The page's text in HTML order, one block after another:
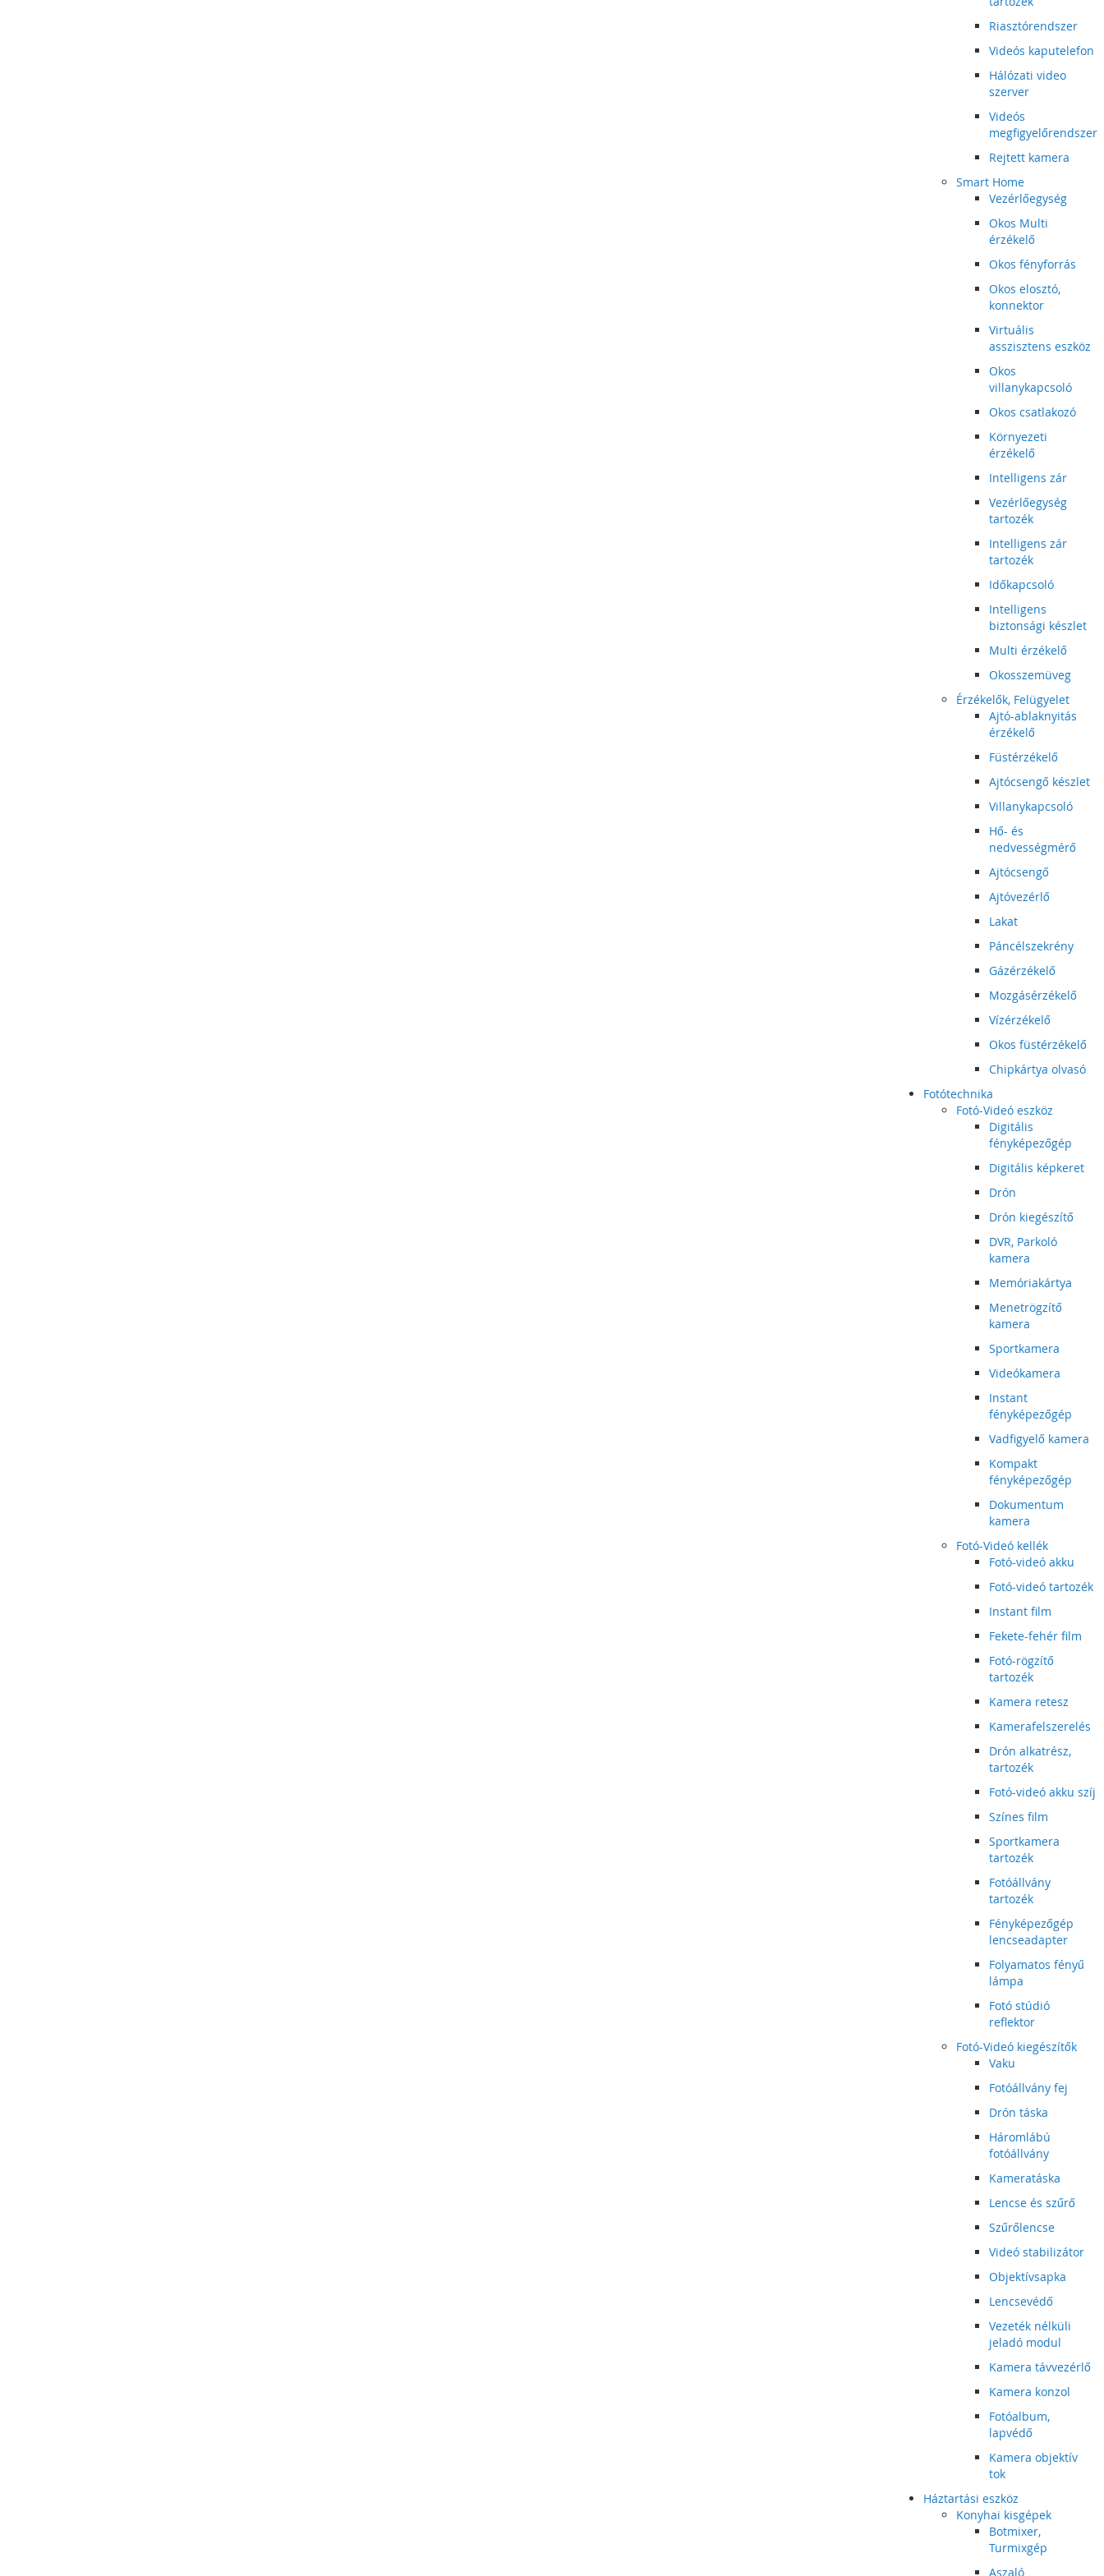
Riasztórendszer
Videós kaputelefon
Hálózati video
szerver
Videós
megfigyelőrendszer
Rejtett kamera
Smart Home
Vezérlőegység
Okos Multi
érzékelő
Okos fényforrás
Okos elosztó,
konnektor
Virtuális
asszisztens eszköz
Okos
villanykapcsoló
Okos csatlakozó
Környezeti
érzékelő
Intelligens zár
Vezérlőegység
tartozék
Intelligens zár
tartozék
Időkapcsoló
Intelligens
biztonsági készlet
Multi érzékelő
Okosszemüveg
Érzékelők, Felügyelet
Ajtó-ablaknyitás
érzékelő
Füstérzékelő
Ajtócsengő készlet
Villanykapcsoló
Hő- és
nedvességmérő
Ajtócsengő
Ajtóvezérlő
Lakat
Páncélszekrény
Gázérzékelő
Mozgásérzékelő
Vízérzékelő
Okos füstérzékelő
Chipkártya olvasó
Fotótechnika
Fotó-Videó eszköz
Digitális
fényképezőgép
Digitális képkeret
Drón
Drón kiegészítő
DVR, Parkoló
kamera
Memóriakártya
Menetrögzítő
kamera
Sportkamera
Videókamera
Instant
fényképezőgép
Vadfigyelő kamera
Kompakt
fényképezőgép
Dokumentum
kamera
Fotó-Videó kellék
Fotó-videó akku
Fotó-videó tartozék
Instant film
Fekete-fehér film
Fotó-rögzítő
tartozék
Kamera retesz
Kamerafelszerelés
Drón alkatrész,
tartozék
Fotó-videó akku szíj
Színes film
Sportkamera
tartozék
Fotóállvány
tartozék
Fényképezőgép
lencseadapter
Folyamatos fényű
lámpa
Fotó stúdió
reflektor
Fotó-Videó kiegészítők
Vaku
Fotóállvány fej
Drón táska
Háromlábú
fotóállvány
Kameratáska
Lencse és szűrő
Szűrőlencse
Videó stabilizátor
Objektívsapka
Lencsevédő
Vezeték nélküli
jeladó modul
Kamera távvezérlő
Kamera konzol
Fotóalbum,
lapvédő
Kamera objektív
tok
Háztartási eszköz
Konyhai kisgépek
Botmixer,
Turmixgép
Aszaló